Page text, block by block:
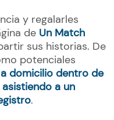
y regalarles
de Un Match
sus historias. De
potenciales
domicilio dentro de
asistiendo a un
.